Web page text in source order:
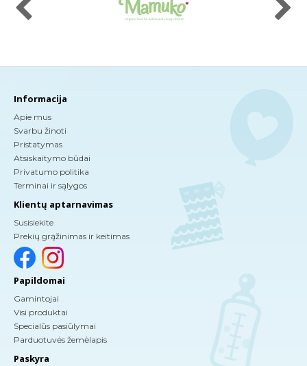
Informacija
Apie mus
Svarbu žinoti
Pristatymas
Atsiskaitymo būdai
Privatumo politika
Terminai ir sąlygos
Klientų aptarnavimas
Susisiekite
Prekių grąžinimas ir keitimas
Papildomai
Gamintojai
Visi produktai
Specialūs pasiūlymai
Parduotuvės žemėlapis
Paskyra